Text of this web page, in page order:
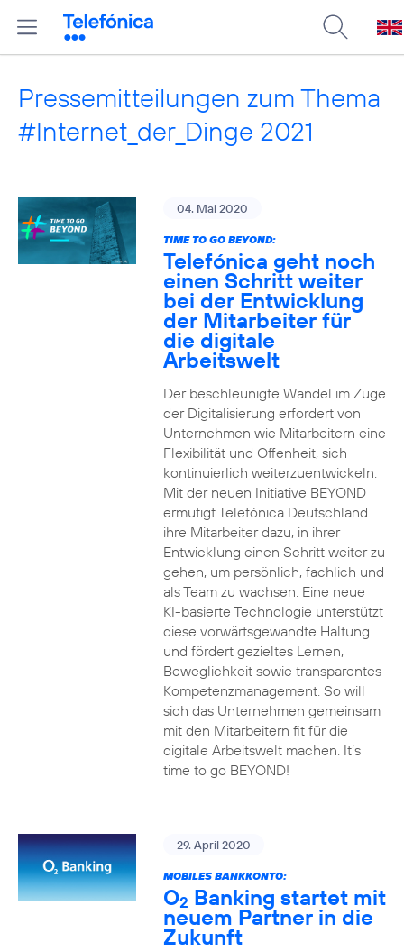
Pressemitteilungen zum Thema
#Internet_der_Dinge 2021
04. Mai 2020
TIME TO GO BEYOND:
Telefónica geht noch
einen Schritt weiter
bei der Entwicklung
der Mitarbeiter für
die digitale
Arbeitswelt
Der beschleunigte Wandel im Zuge
der Digitalisierung erfordert von
Unternehmen wie Mitarbeitern eine
Flexibilität und Offenheit, sich
kontinuierlich weiterzuentwickeln.
Mit der neuen Initiative BEYOND
ermutigt Telefónica Deutschland
ihre Mitarbeiter dazu, in ihrer
Entwicklung einen Schritt weiter zu
gehen, um persönlich, fachlich und
als Team zu wachsen. Eine neue
KI-basierte Technologie unterstützt
diese vorwärtsgewandte Haltung
und fördert gezieltes Lernen,
Beweglichkeit sowie transparentes
Kompetenzmanagement. So will
sich das Unternehmen gemeinsam
mit den Mitarbeitern fit für die
digitale Arbeitswelt machen. It’s
time to go BEYOND!
29. April 2020
MOBILES BANKKONTO:
O2 Banking startet mit
neuem Partner in die
Zukunft